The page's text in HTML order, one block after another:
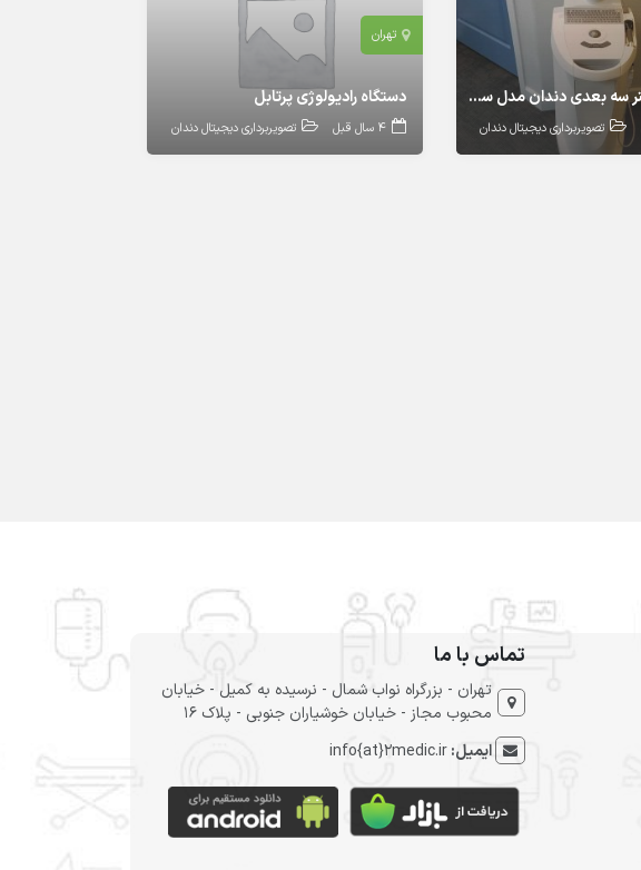
دستگاه اسکنر سه بعدی دندان مدل سیرونا
تصویربرداری دیجیتال دندان
تهران
دستگاه رادیولوژی پرتابل
4 سال قبل تصویربرداری دیجیتال دندان
تماس با ما
تهران - بزرگراه نواب شمال - نرسیده به کمیل - خیابان
محبوب مجاز - خیابان خوشیاران جنوبی - پلاک 16
ایمیل:info{at}2medic.ir